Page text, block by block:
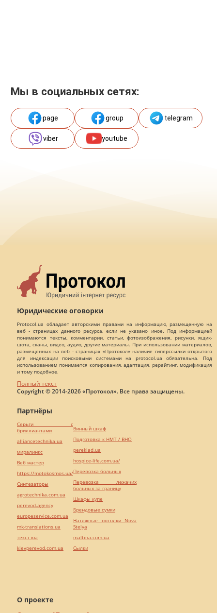
Мы в социальных сетях:
page group telegram
viber youtube
Юридические оговорки
Protocol.ua обладает авторскими правами на информацию, размещенную на
веб - страницах данного ресурса, если не указано иное. Под информацией
понимаются тексты, комментарии, статьи, фотоизображения, рисунки, ящик-
шота, сканы, видео, аудио, другие материалы. При использовании материалов,
размещенных на веб - страницах «Протокол» наличие гиперссылки открытого
для индексации поисковыми системами на protocol.ua обязательна. Под
использованием понимается копирования, адаптация, рерайтинг, модификация
и тому подобное.
Полный текст
Copyright © 2014-2026 «Протокол». Все права защищены.
О проекте
Партнёры
Серьги с
бриллиантами
alliancetechnika.ua
миралинкс
Веб мастер
https://motokosmos.ua/
Синтезаторы
agrotechnika.com.ua
perevod.agency
europeservice.com.ua
mk-translations.ua
текст юа
kievperevod.com.ua
Винный шкаф
Подготовка к НМТ / ВНО
pereklad.ua
hospice-life.com.ua/
Перевозка больных
Перевозка лежачих
больных за границу
Шкафы купе
Брендовые сумки
Натяжные потолки Nova
Stelya
maltina.com.ua
Cылки